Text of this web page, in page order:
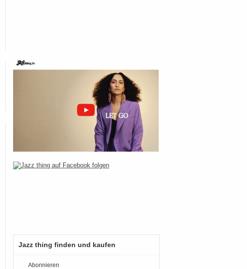
Jazz thing finden und kaufen
Abonnieren